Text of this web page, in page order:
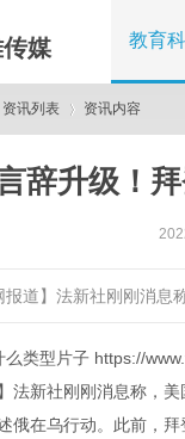
媒 教育
资讯列表 资讯内容
辞升级！
报道】法新社刚刚消息
么类型片子 https://
法新社刚刚消息称，
俄在乌行动。此前，拜